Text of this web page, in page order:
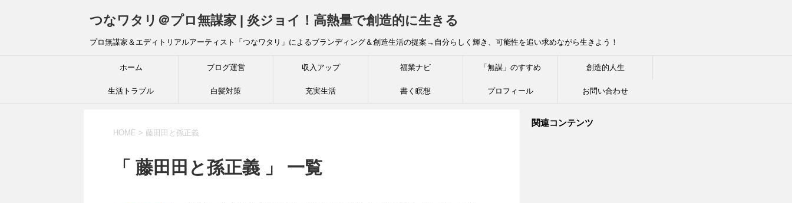
つなワタリ＠プロ無謀家 | 炎ジョイ！高熱量で創造的に生きる
プロ無謀家＆エディトリアルアーティスト「つなワタリ」によるブランディング＆創造生活の提案→自分らしく輝き、可能性を追い求めながら生きよう！
ホーム ブログ運営 収入アップ 福業ナビ 「無謀」のすすめ 創造的人生
生活トラブル 白髪対策 充実生活 書く瞑想 プロフィール お問い合わせ
HOME > 藤田田と孫正義
「 藤田田と孫正義 」 一覧
関連コンテンツ